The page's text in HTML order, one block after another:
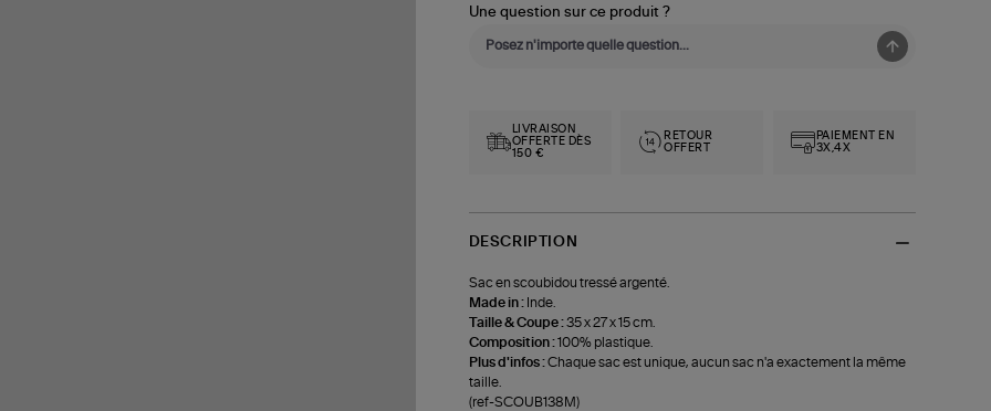
Une question sur ce produit ?
LIVRAISON
OFFERTE DÈS
150 €
RETOUR
OFFERT
PAIEMENT EN
3X,4X
DESCRIPTION
Sac en scoubidou tressé argenté.
Made in : Inde.
Taille & Coupe :35 x 27 x 15 cm.
Composition :100% plastique.
Plus d'infos :Chaque sac est unique, aucun sac n'a exactement la même
taille.
(ref-SCOUB138M)